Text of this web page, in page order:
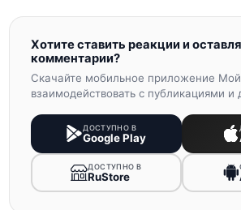
Хотите ставить реакции и
комментарии?
Скачайте мобильное приложение
взаимодействовать с публикациями и
ДОСТУПНО В
Google Play
ДОСТУПНО В
RuStore